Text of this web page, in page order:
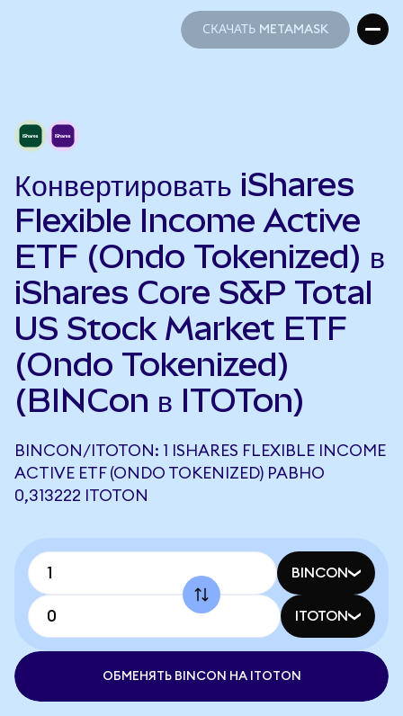
СКАЧАТЬ METAMASK
Конвертировать iShares
Flexible Income Active
ETF (Ondo Tokenized) в
iShares Core S&P Total
US Stock Market ETF
(Ondo Tokenized)
(BINCon в ITOTon)
BINCON/ITOTON: 1 ISHARES FLEXIBLE INCOME
ACTIVE ETF (ONDO TOKENIZED) РАВНО
0,313222 ITOTON
BINCON
ITOTON
ОБМЕНЯТЬ BINCON НА ITOTON